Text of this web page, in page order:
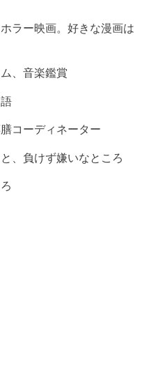
ラー映画。好きな漫画は
、音楽鑑賞
コーディネーター
、負けず嫌いなところ